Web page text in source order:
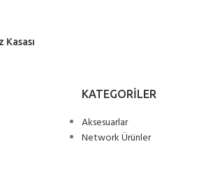
KATEGORILER
Aksesuarlar
Network Ürünler